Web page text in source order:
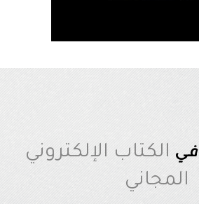
في الكتاب الإلكتروني
المجاني